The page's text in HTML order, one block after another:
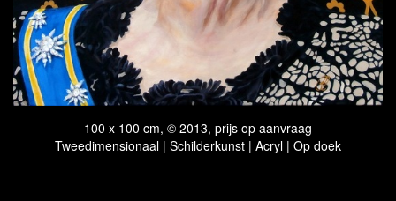
100 x 100 cm, © 2013, prijs op aanvraag
Tweedimensionaal | Schilderkunst | Acryl | Op doek